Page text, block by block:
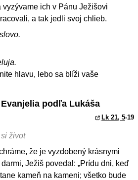
vyzývame ich v Pánu Ježišovi
a tak jedli svoj chlieb.
hlavu, lebo sa blíži vaše
podľa Lukáša
Lk 21, 5-19
život
že je vyzdobený krásnymi
Ježiš povedal: „Prídu dni, keď
kameň na kameni; všetko bude